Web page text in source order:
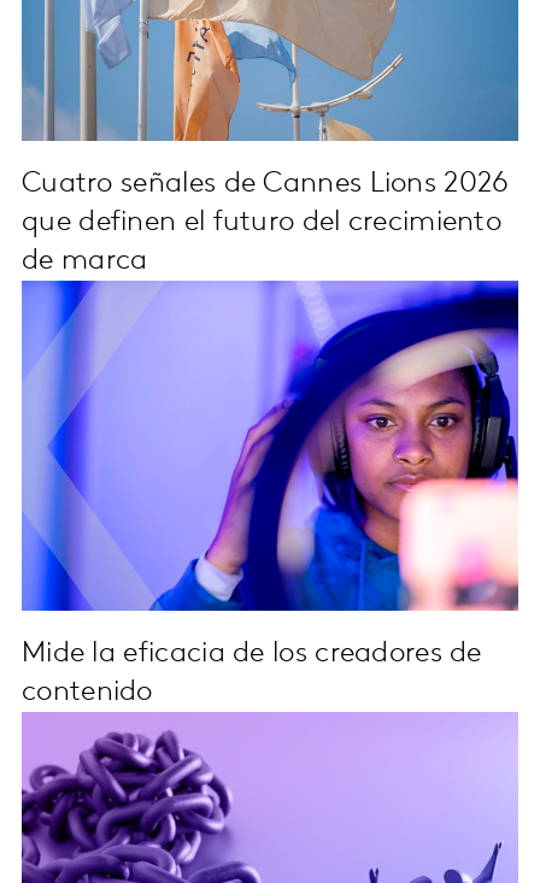
Cuatro señales de Cannes Lions 2026
que definen el futuro del crecimiento
de marca
Mide la eficacia de los creadores de
contenido